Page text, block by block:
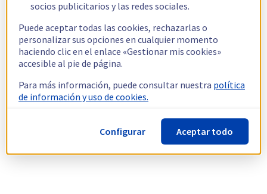
socios publicitarios y las redes sociales.
Puede aceptar todas las cookies, rechazarlas o
personalizar sus opciones en cualquier momento
haciendo clic en el enlace «Gestionar mis cookies»
accesible al pie de página.
Para más información, puede consultar nuestra política
de información y uso de cookies.
Configurar Aceptar todo